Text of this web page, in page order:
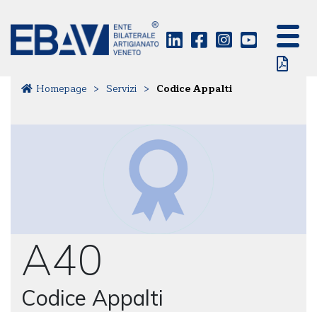
Homepage > Servizi > Codice Appalti
A40
Codice Appalti